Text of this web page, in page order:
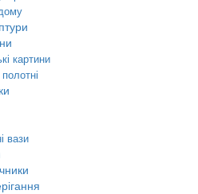
картини
вази